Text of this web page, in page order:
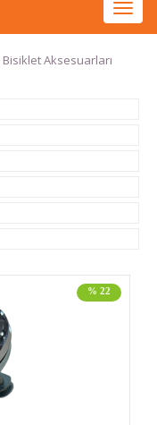
Toggle
Bisiklet Aksesuarları
% 22